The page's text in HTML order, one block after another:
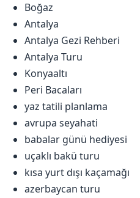
Boğaz
Antalya
Antalya Gezi Rehberi
Antalya Turu
Konyaaltı
Peri Bacaları
yaz tatili planlama
avrupa seyahati
babalar günü hediyesi
uçaklı bakü turu
kısa yurt dışı kaçamağı
azerbaycan turu